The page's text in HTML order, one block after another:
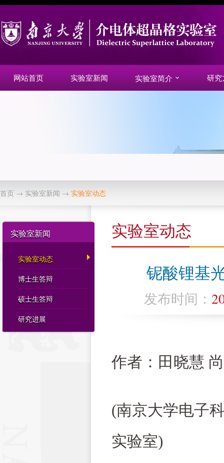
网站首页 实验室新闻 实验室简介 研究
首页 → 实验室新闻 → 实验室动态
实验室新闻
实验室动态
博士生答辩
硕士生答辩
研究进展
实验室动态
铌酸锂基
发布时间：
作者：田晓慧
(南京大学电子
实验室)